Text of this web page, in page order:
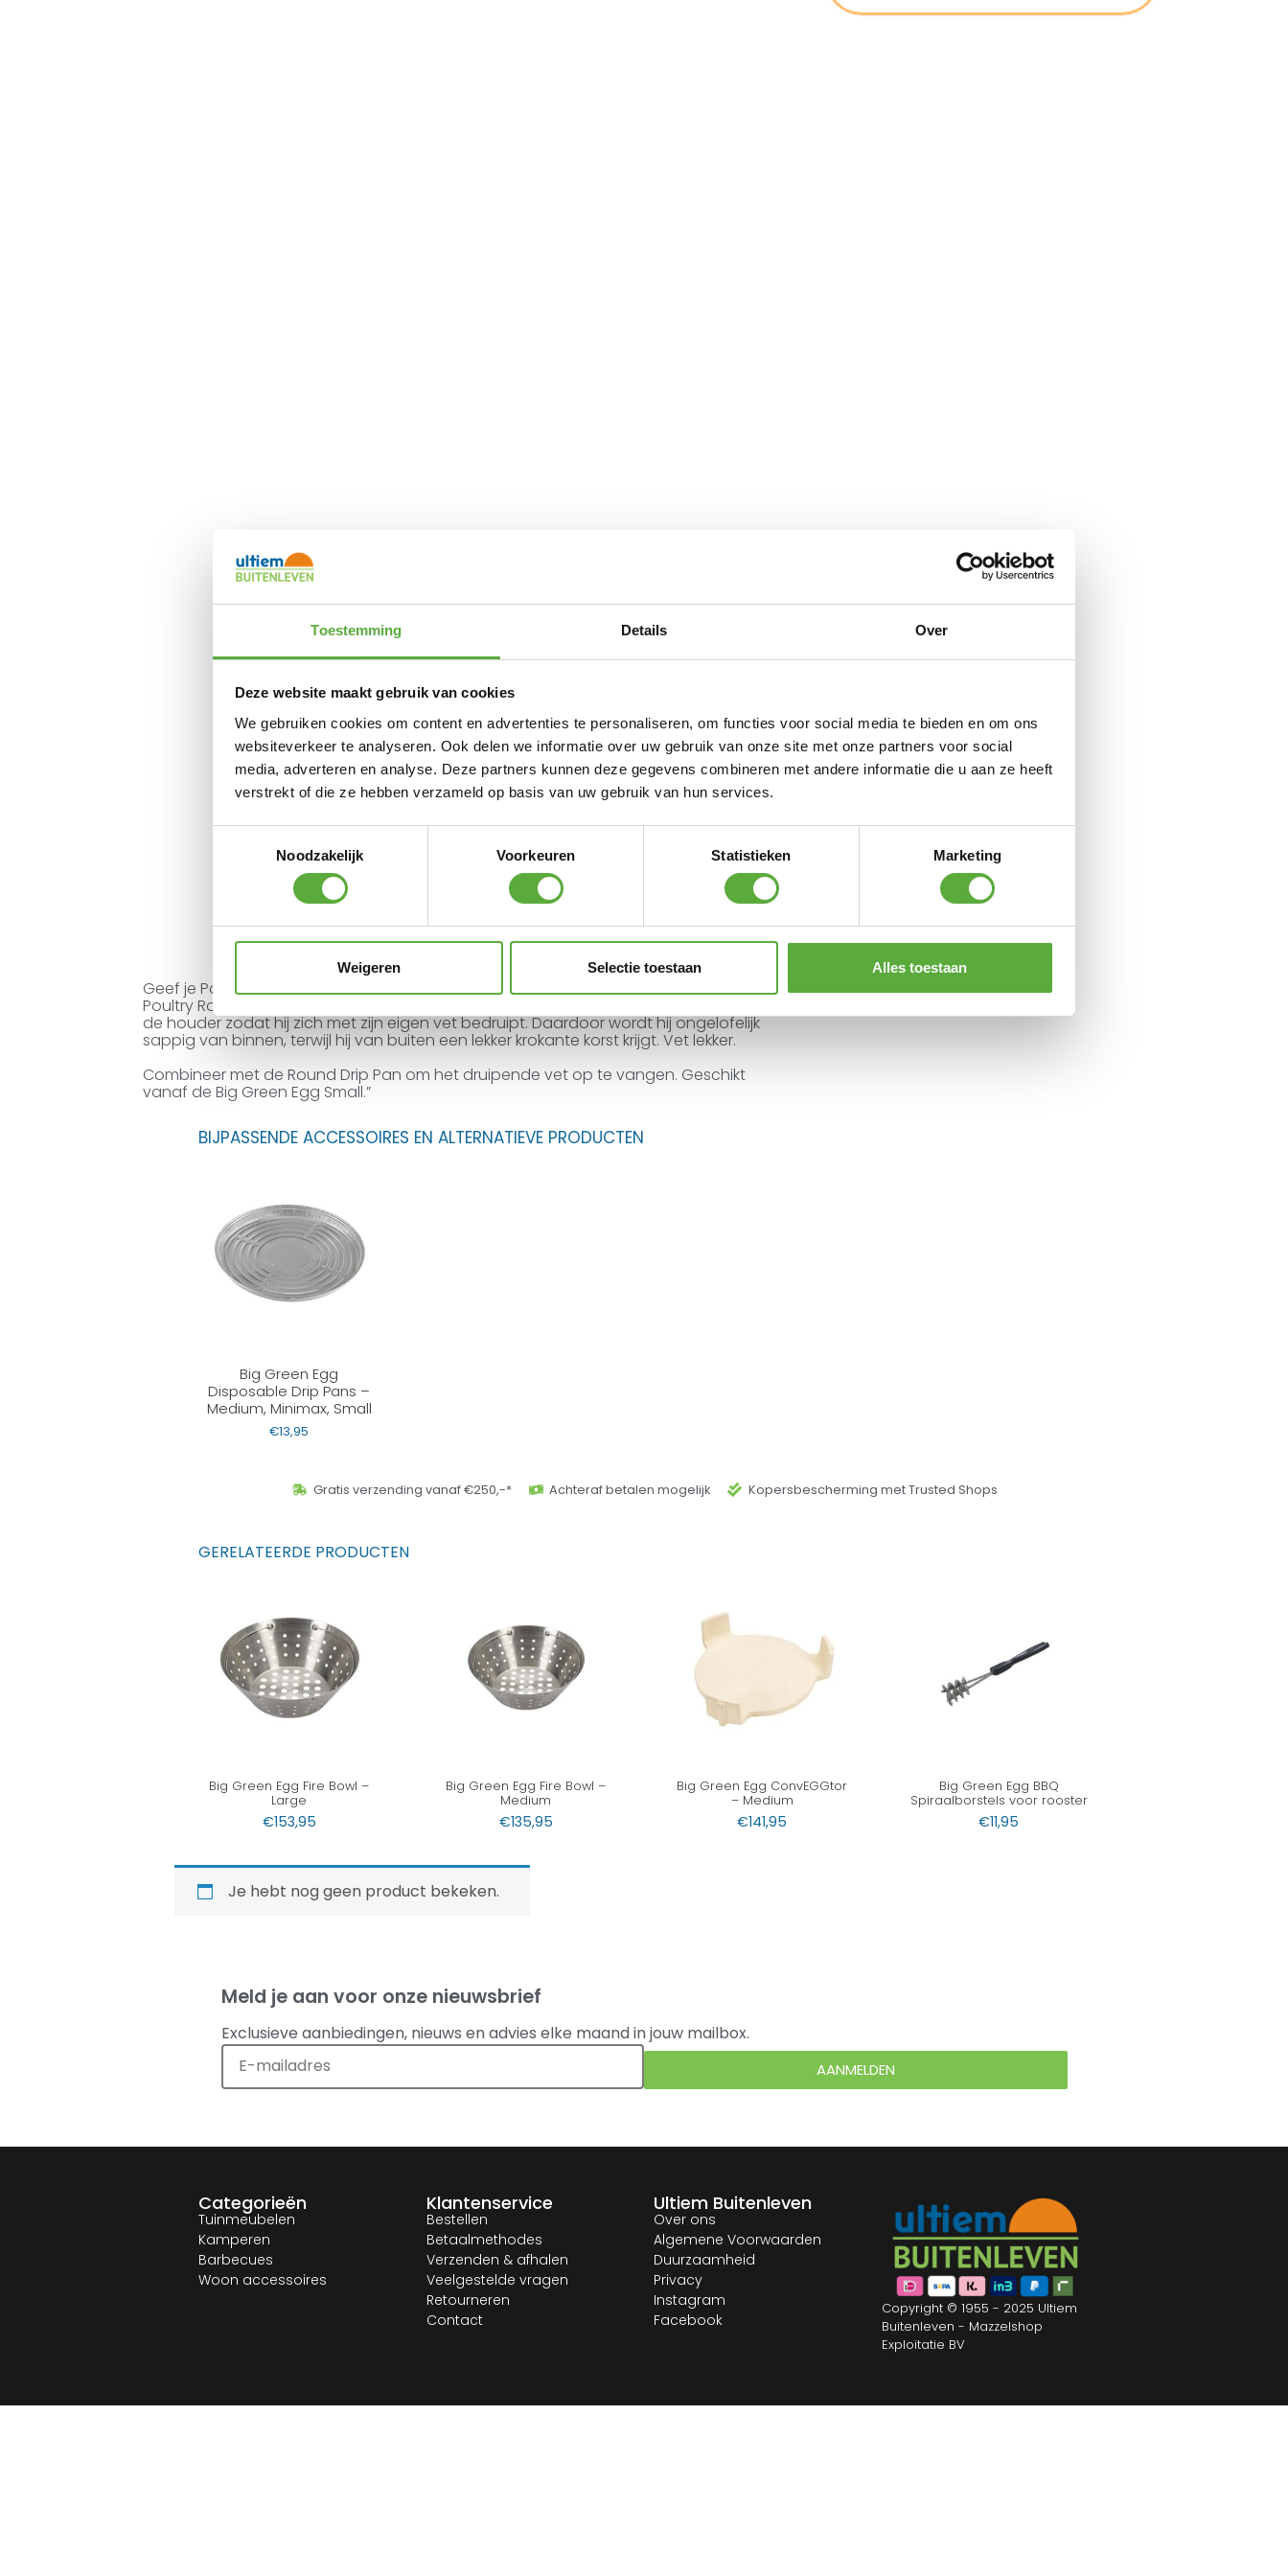
Toestemming Details Over
Deze website maakt gebruik van cookies
We gebruiken cookies om content en advertenties te personaliseren, om functies voor social media te bieden en om ons
websiteverkeer te analyseren. Ook delen we informatie over uw gebruik van onze site met onze partners voor social
media, adverteren en analyse. Deze partners kunnen deze gegevens combineren met andere informatie die u aan ze heeft
verstrekt of die ze hebben verzameld op basis van uw gebruik van hun services.
Noodzakelijk
Voorkeuren Statistieken Marketing
Weigeren Selectie toestaan Alles toestaan
Geef je Poulet Noir of Bressekip een ereplaats in je Big Green Egg op de Vertical
Poultry Roaster. Met de roestvrijstalen Vertical Poultry Roaster staat de kip verticaal op
de houder zodat hij zich met zijn eigen vet bedruipt. Daardoor wordt hij ongelofelijk
sappig van binnen, terwijl hij van buiten een lekker krokante korst krijgt. Vet lekker.
Combineer met de Round Drip Pan om het druipende vet op te vangen. Geschikt
vanaf de Big Green Egg Small.”
BIJPASSENDE ACCESSOIRES EN ALTERNATIEVE PRODUCTEN
Big Green Egg
Disposable Drip Pans –
Medium, Minimax, Small
€13,95
Gratis verzending vanaf €250,-* Achteraf betalen mogelijk Kopersbescherming met Trusted Shops
GERELATEERDE PRODUCTEN
Big Green Egg Fire Bowl –
Large
€153,95
Big Green Egg Fire Bowl –
Medium
€135,95
Big Green Egg ConvEGGtor
– Medium
€141,95
Big Green Egg BBQ
Spiraalborstels voor rooster
€11,95
Je hebt nog geen product bekeken.
Meld je aan voor onze nieuwsbrief
Exclusieve aanbiedingen, nieuws en advies elke maand in jouw mailbox.
AANMELDEN
Categorieën
Tuinmeubelen
Kamperen
Barbecues
Woon accessoires
Klantenservice
Bestellen
Betaalmethodes
Verzenden & afhalen
Veelgestelde vragen
Retourneren
Contact
Ultiem Buitenleven
Over ons
Algemene Voorwaarden
Duurzaamheid
Privacy
Instagram
Facebook
Copyright © 1955 - 2025 Ultiem
Buitenleven - Mazzelshop
Exploitatie BV